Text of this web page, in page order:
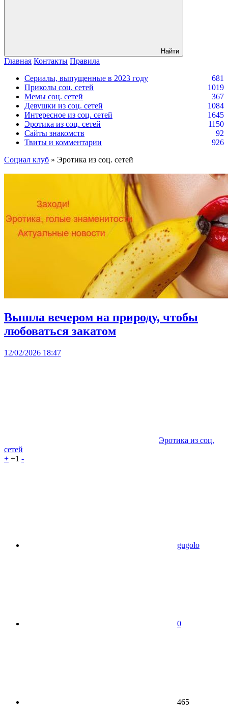
Найти
Главная Контакты Правила
Сериалы, выпущенные в 2023 году
681
Приколы соц. сетей
1019
Мемы соц. сетей
367
Девушки из соц. сетей
1084
Интересное из соц. сетей
1645
Эротика из соц. сетей
1150
Сайты знакомств
92
Твиты и комментарии
926
Социал клуб » Эротика из соц. сетей
Вышла вечером на природу, чтобы
любоваться закатом
12/02/2026 18:47
Эротика из соц.
сетей
+ +1 -
gugolo
0
465